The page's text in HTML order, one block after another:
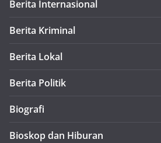
Berita Internasional
Berita Kriminal
Berita Lokal
Berita Politik
Biografi
Bioskop dan Hiburan